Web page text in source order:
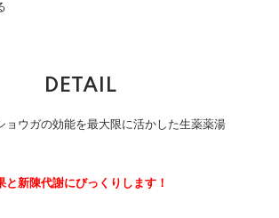
DETAIL
ョウガの効能を最大限に活かした生薬薬湯
と新陳代謝にびっくりします！